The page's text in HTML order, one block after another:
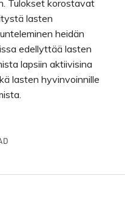
Tulokset korostavat
lasten
heidän
edellyttää lasten
lapsiin aktiivisina
lasten hyvinvoinnille